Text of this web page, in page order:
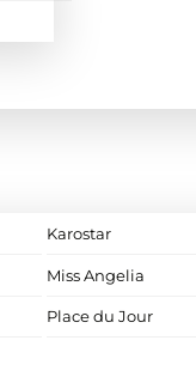
Karostar
Miss Angelia
Place du Jour